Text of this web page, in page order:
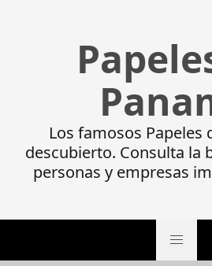
Los famosos Papeles
descubierto. Consulta la
personas y empresas